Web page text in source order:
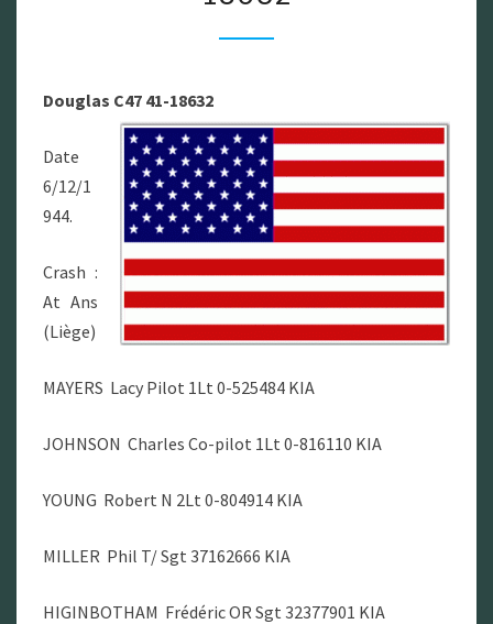
Douglas C47 41-18632
Date
6/12/1
944.
Crash :
At Ans
(Liège)
MAYERS Lacy Pilot 1Lt 0-525484 KIA
JOHNSON Charles Co-pilot 1Lt 0-816110 KIA
YOUNG Robert N 2Lt 0-804914 KIA
MILLER Phil T/ Sgt 37162666 KIA
HIGINBOTHAM Frédéric OR Sgt 32377901 KIA